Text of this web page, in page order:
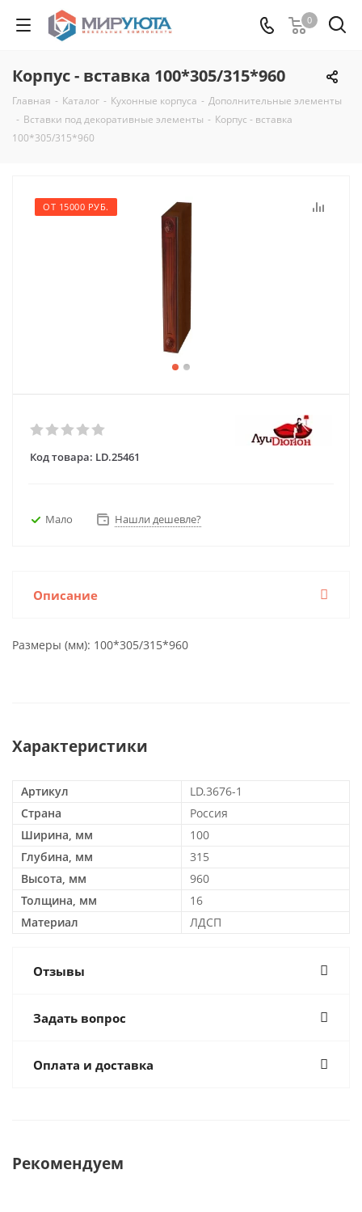
0
Корпус - вставка 100*305/315*960
Главная - Каталог - Кухонные корпуса - Дополнительные элементы
- Вставки под декоративные элементы - Корпус - вставка
100*305/315*960
ОТ 15000 РУБ.
Код товара: LD.25461
Мало Нашли дешевле?
Описание
Размеры (мм): 100*305/315*960
Характеристики
Артикул
LD.3676-1
Страна
Россия
Ширина, мм
100
Глубина, мм
315
Высота, мм
960
Толщина, мм
16
Материал
ЛДСП
Отзывы
Задать вопрос
Оплата и доставка
Рекомендуем